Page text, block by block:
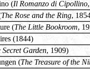
(Il Romanzo di Cipollino
The Rose and the Ring,
(The Little Bookroom,
(1844)
Secret Garden, 1909)
(The Treasure of the